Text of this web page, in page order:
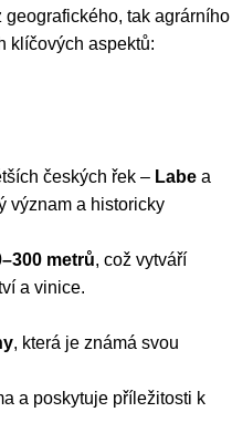
tak agrárního
klíčových aspektů:
českých řek – Labe a
význam a historicky
metrů, což vytváří
a vinice.
, která je známá svou
a poskytuje příležitosti k